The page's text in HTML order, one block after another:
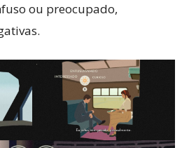
ou preocupado,